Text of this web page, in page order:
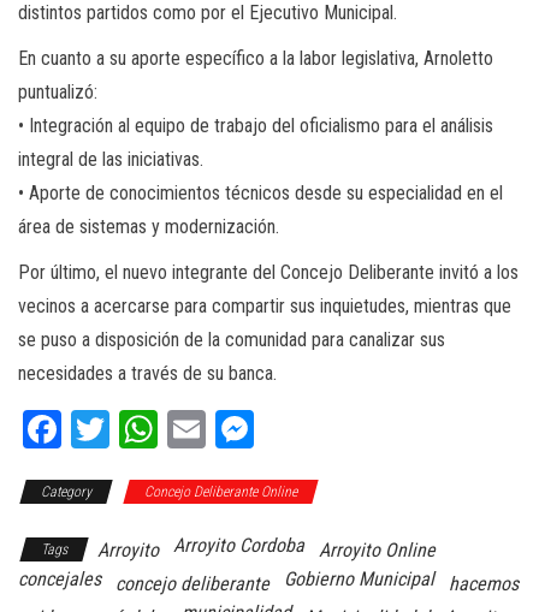
distintos partidos como por el Ejecutivo Municipal.
En cuanto a su aporte específico a la labor legislativa, Arnoletto
puntualizó:
• Integración al equipo de trabajo del oficialismo para el análisis
integral de las iniciativas.
• Aporte de conocimientos técnicos desde su especialidad en el
área de sistemas y modernización.
Por último, el nuevo integrante del Concejo Deliberante invitó a los
vecinos a acercarse para compartir sus inquietudes, mientras que
se puso a disposición de la comunidad para canalizar sus
necesidades a través de su banca.
Fa
ce
bo
ok
T
wi
tt
er
W
ha
ts
A
pp
E
m
ail
es
se
ng
er
Category Concejo Deliberante Online
Tags Arroyito Arroyito Cordoba
Arroyito Online
concejales
concejo deliberante Gobierno Municipal
hacemos